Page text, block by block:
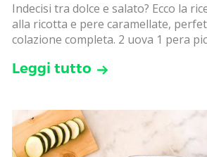
Indecisi tra dolce e salato? Ecco la
alla ricotta e pere caramellate,
colazione completa. 2 uova 1 pera
Leggi tutto